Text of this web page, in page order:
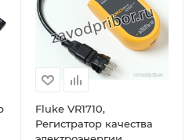
Fluke VR1710,
Регистратор качества